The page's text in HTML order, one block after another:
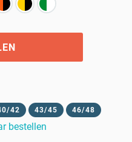
42 43/45 46/48
bestellen